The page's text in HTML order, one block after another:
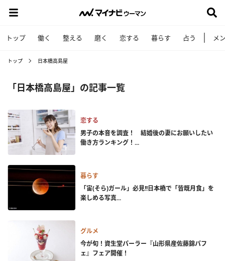
トップ 働く 整える 磨く 恋する 暮らす 占う メ
トップ 日本橋高島屋
「日本橋高島屋」の記事一覧
恋する
男子の本音を調査！ 結婚後の妻にお願いしたい
働き方ランキング！...
暮らす
「宙(そら)ガール」必見!!日本橋で「皆既月食」を
楽しめる写真...
グルメ
今が旬！資生堂パーラー『山形県産佐藤錦パフ
ェ』フェア開催！